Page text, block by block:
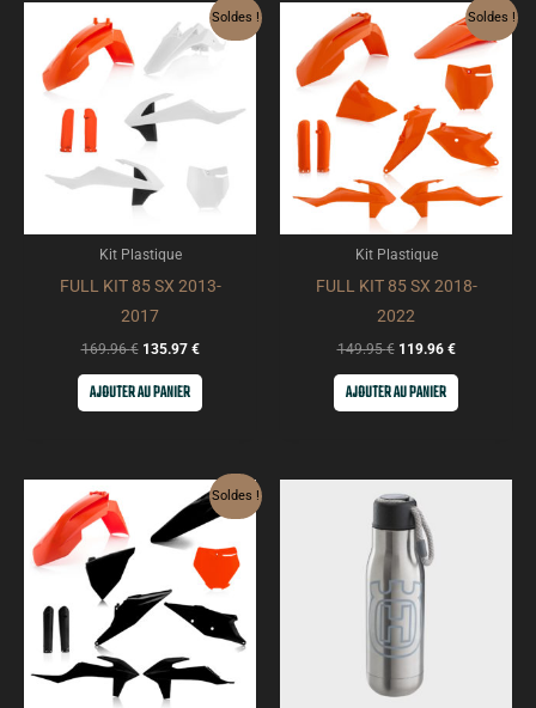
Soldes !
Kit Plastique
FULL KIT 85 SX 2013-
2017
169.96€
initial
était :
135.97 €
Le
prix
actuel
AJOUTER AU PANIER
Soldes !
Kit Plastique
FULL KIT 85 SX 2018-
2022
149.95€
initial
149.95 €.
119.96 €
Le
prix
actuel
est :
119.96 €.
AJOUTER AU PANIER
Soldes !
initial
était :
169.96 €.
Le
prix
actuel
est :
135.97 €.